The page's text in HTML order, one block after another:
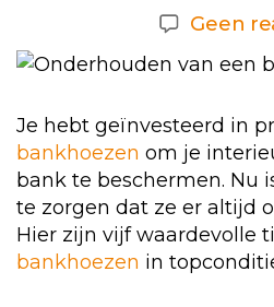
Geen
Je hebt geïnvesteerd in
bankhoezen om je
bank te beschermen. Nu
te zorgen dat ze er altijd
Hier zijn vijf waardevolle
bankhoezen in